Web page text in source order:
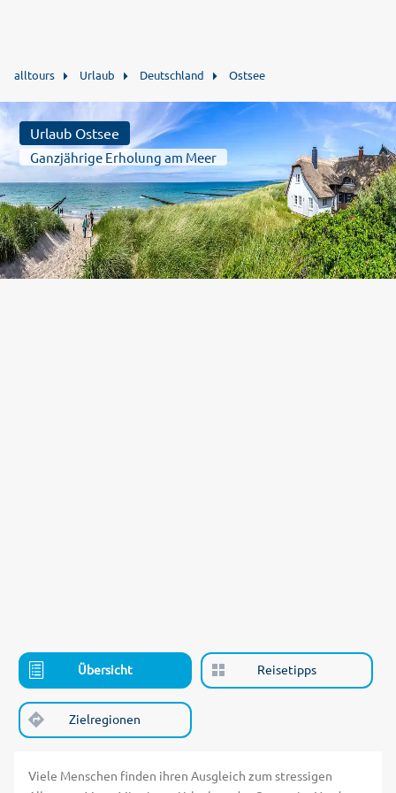
alltours Urlaub Deutschland Ostsee
Urlaub Ostsee
Ganzjährige Erholung am Meer
Übersicht Reisetipps
Zielregionen
Viele Menschen finden ihren Ausgleich zum stressigen